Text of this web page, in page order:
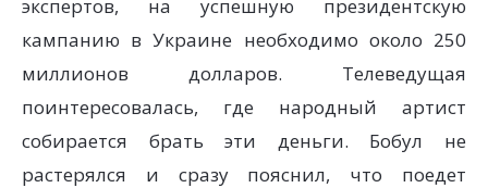
экспертов, на успешную президентскую
кампанию в Украине необходимо около 250
миллионов долларов. Телеведущая
поинтересовалась, где народный артист
собирается брать эти деньги. Бобул не
растерялся и сразу пояснил, что поедет